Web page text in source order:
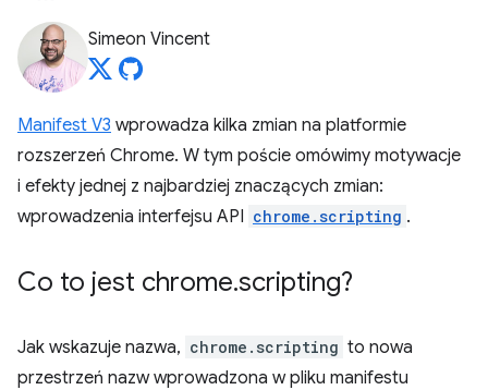
Simeon Vincent
Manifest V3 wprowadza kilka zmian na platformie
rozszerzeń Chrome. W tym poście omówimy motywacje
i efekty jednej z najbardziej znaczących zmian:
wprowadzenia interfejsu API chrome.scripting .
Co to jest chrome.scripting?
Jak wskazuje nazwa, chrome.scripting to nowa
przestrzeń nazw wprowadzona w pliku manifestu